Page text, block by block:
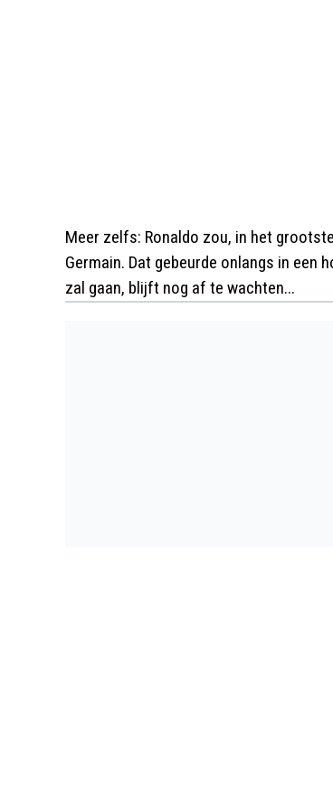
Meer zelfs: Ronaldo zou, in het
Germain. Dat gebeurde onlangs in een
zal gaan, blijft nog af te wachten...